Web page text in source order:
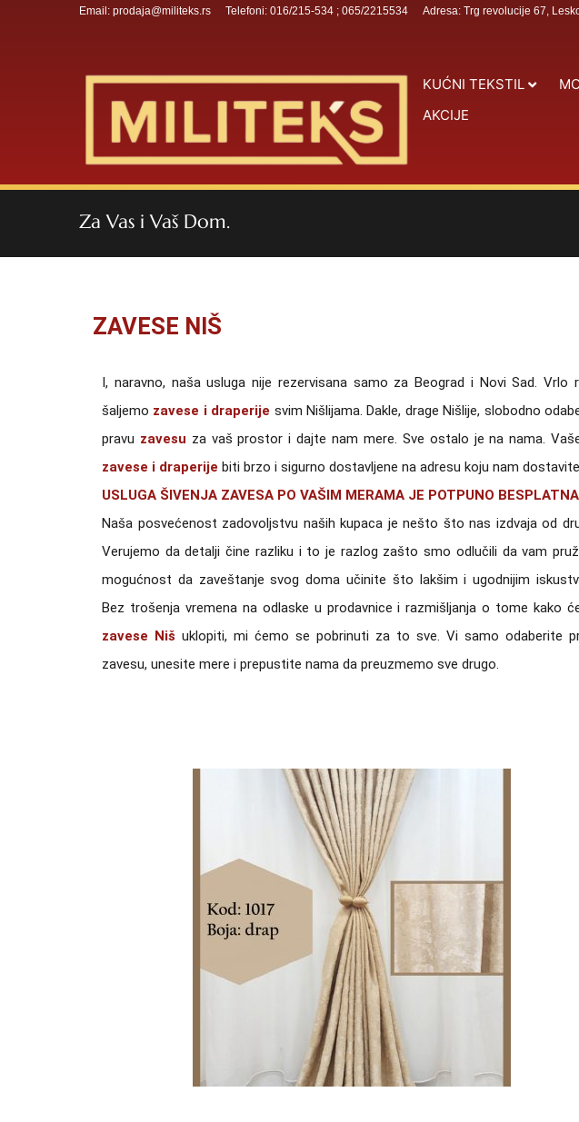
Email: prodaja@militeks.rs Telefoni: 016/215-534 ; 065/2215534 Adresa: Trg revolucije 67,
KUĆNI TEKSTIL
AKCIJE
Za Vas i Vaš Dom.
ZAVESE NIŠ
I, naravno, naša usluga nije rezervisana samo za Beograd i Novi Sad. Vrlo
šaljemo zavese i draperije svim Nišlijama. Dakle, drage Nišlije, slobodno
pravu zavesu za vaš prostor i dajte nam mere. Sve ostalo je na nama.
zavese i draperije biti brzo i sigurno dostavljene na adresu koju nam
USLUGA ŠIVENJA ZAVESA PO VAŠIM MERAMA JE POTPUNO
Naša posvećenost zadovoljstvu naših kupaca je nešto što nas izdvaja od
Verujemo da detalji čine razliku i to je razlog zašto smo odlučili da vam
mogućnost da zaveštanje svog doma učinite što lakšim i ugodnijim
Bez trošenja vremena na odlaske u prodavnice i razmišljanja o tome kako
zavese Niš uklopiti, mi ćemo se pobrinuti za to sve. Vi samo odaberite
zavesu, unesite mere i prepustite nama da preuzmemo sve drugo.